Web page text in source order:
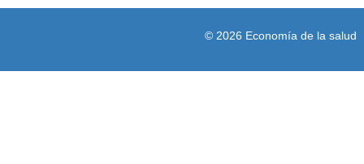
© 2026 Economía de la salud